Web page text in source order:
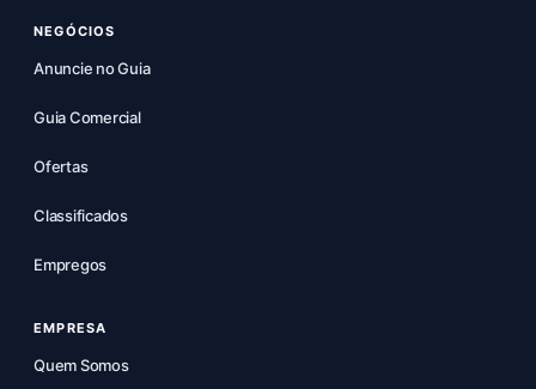
NEGÓCIOS
Anuncie no Guia
Guia Comercial
Ofertas
Classificados
Empregos
EMPRESA
Quem Somos